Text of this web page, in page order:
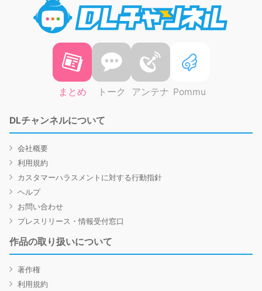
まとめ トーク アンテナ Pommu
DLチャンネルについて
会社概要
利用規約
カスタマーハラスメントに対する行動指針
ヘルプ
お問い合わせ
プレスリリース・情報受付窓口
作品の取り扱いについて
著作権
利用規約